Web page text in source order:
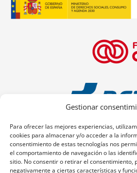
Gestionar
Para ofrecer las mejores experiencias,
cookies para almacenar y/o acceder a la
consentimiento de estas tecnologías nos
el comportamiento de navegación o las
sitio. No consentir o retirar el consentimiento,
negativamente a ciertas características y